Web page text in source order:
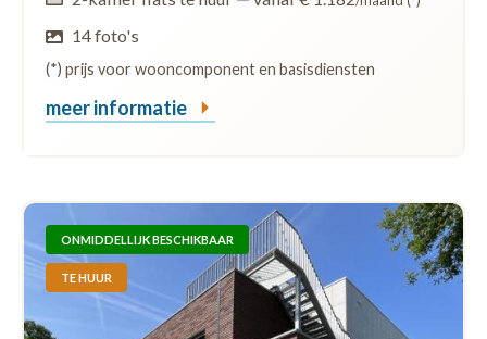
14 foto's
(*) prijs voor wooncomponent en basisdiensten
meer informatie
ONMIDDELLIJK BESCHIKBAAR
TE HUUR